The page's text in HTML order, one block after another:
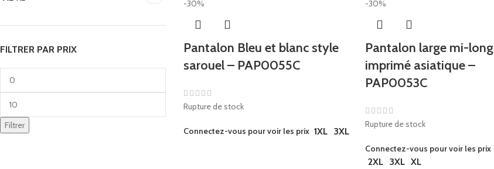
FILTRER PAR PRIX
Filtrer
-30%
Pantalon Bleu et blanc style
sarouel – PAP0055C
Rupture de stock
Connectez-vous pour voir les prix 1XL 3XL
-30%
Pantalon large mi-long
imprimé asiatique –
PAP0053C
Rupture de stock
Connectez-vous pour voir les prix
2XL 3XL XL